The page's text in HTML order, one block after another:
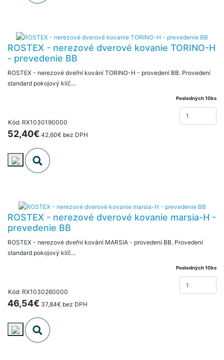
ROSTEX - nerezové dverové kovanie TORINO-H
- prevedenie BB
ROSTEX - nerezové dveřní kování TORINO-H - provedení BB. Provedení
standard pokojový klíč...
Kód: RX1030190000
Posledných 10ks
52,40€ 42,60€ bez DPH
ROSTEX - nerezové dverové kovanie marsia-H -
prevedenie BB
ROSTEX - nerezové dveřní kování MARSIA - provedení BB. Provedení
standard pokojový klíč...
Kód: RX1030260000
Posledných 10ks
46,54€ 37,84€ bez DPH